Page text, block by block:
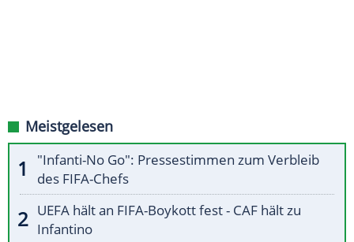
Meistgelesen
"Infanti-No Go": Pressestimmen zum Verbleib
des FIFA-Chefs
UEFA hält an FIFA-Boykott fest - CAF hält zu
Infantino